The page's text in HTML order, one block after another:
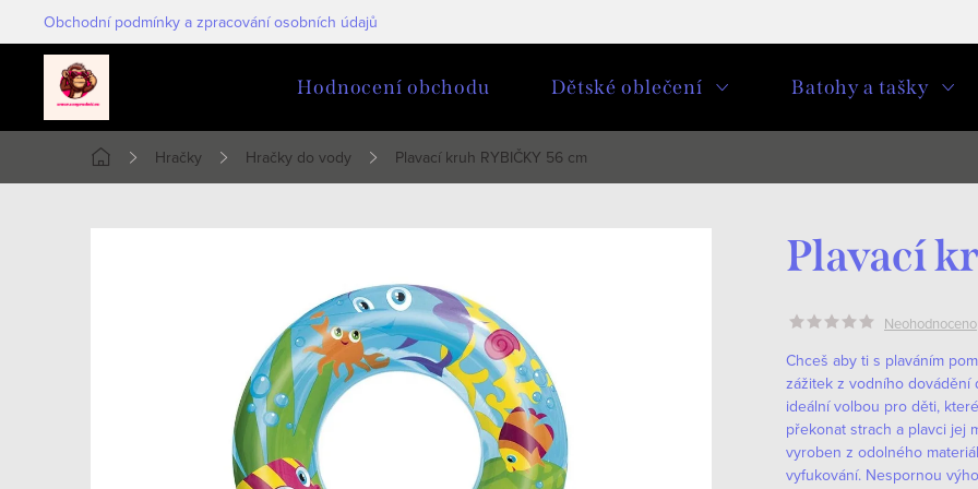
na
Obchodní podmínky a zpracování osobních údajů
Hodnocení obchodu Dětské oblečení Batohy a tašky
Domů
Hračky Hračky do vody Plavací kruh RYBIČKY 56 cm
Plavací
Neohodnoceno
Chceš aby ti s plaváním
zážitek z vodního dovádění
ideální volbou pro děti,
překonat strach a plavci jej
vyroben z odolného
vyfukování. Nespornou